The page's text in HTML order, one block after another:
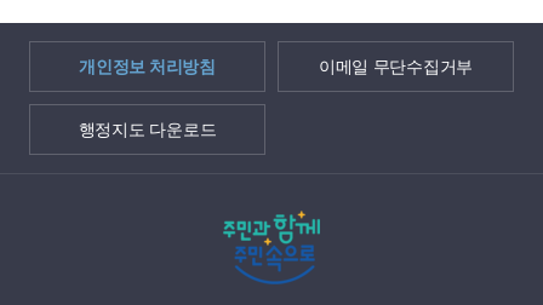
개인정보 처리방침 이메일 무단수집거부
행정지도 다운로드